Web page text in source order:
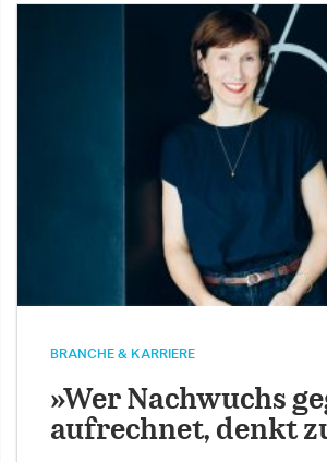
BRANCHE & KARRIERE
»Wer Nachwuchs
aufrechnet, denkt